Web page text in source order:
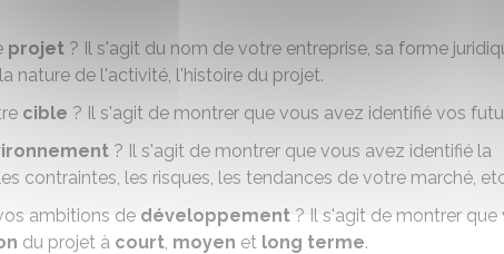
projet ? Il s'agit du nom de votre entreprise, sa forme
nature de l'activité, l'histoire du projet.
cible ? Il s'agit de montrer que vous avez identifié vos
? Il s'agit de montrer que vous avez identifié la
contraintes, les risques, les tendances de votre marché,
ambitions de développement ? Il s'agit de montrer que
du projet à court, moyen et long terme.